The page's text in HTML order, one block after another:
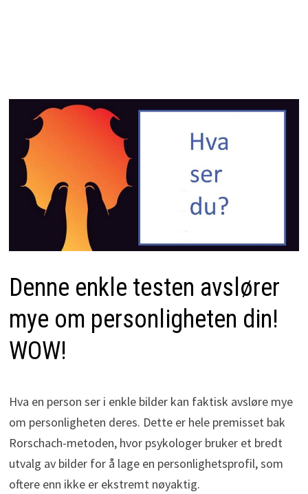
Denne enkle testen avslører
mye om personligheten din!
WOW!
Hva en person ser i enkle bilder kan faktisk avsløre mye
om personligheten deres. Dette er hele premisset bak
Rorschach-metoden, hvor psykologer bruker et bredt
utvalg av bilder for å lage en personlighetsprofil, som
oftere enn ikke er ekstremt nøyaktig.